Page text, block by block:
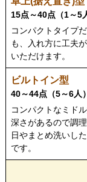
15点～40点（1～5
コンパクトタイプ
も、入れ方に工夫
いただけます。
40～44点（5～6人）
コンパクトなミド
深さがあるので調
日やまとめ洗いし
です。